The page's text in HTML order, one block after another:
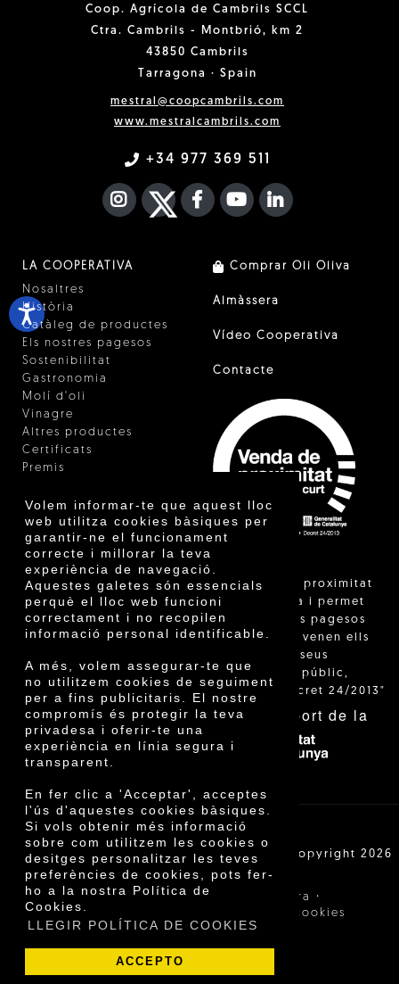
Volem informar-te que aquest lloc
web utilitza cookies bàsiques per
garantir-ne el funcionament
correcte i millorar la teva
experiència de navegació.
Aquestes galetes són essencials
perquè el lloc web funcioni
correctament i no recopilen
informació personal identificable.
A més, volem assegurar-te que
no utilitzem cookies de seguiment
per a fins publicitaris. El nostre
compromís és protegir la teva
privadesa i oferir-te una
experiència en línia segura i
transparent.
En fer clic a 'Acceptar', acceptes
l'ús d'aquestes cookies bàsiques.
Si vols obtenir més informació
sobre com utilitzem les cookies o
desitges personalitzar les teves
preferències de cookies, pots fer-
ho a la nostra Política de
Cookies.
LLEGIR POLÍTICA DE COOKIES
ACCEPTO
Coop. Agrícola de Cambrils SCCL
Ctra. Cambrils - Montbrió, km 2
43850 Cambrils
Tarragona · Spain
mestral@coopcambrils.com
www.mestralcambrils.com
+34 977 369 511
INSTAGRAM
TWITTER
FACEBOOK F
YOUTUBEFA LINKEDIN
LA COOPERATIVA
Nosaltres
Història
Catàleg de productes
Els nostres pagesos
Sostenibilitat
Gastronomia
Molí d'oli
Vinagre
Altres productes
Certificats
Premis
Comprar Oli Oliva
Almàssera
Vídeo Cooperativa
Contacte
"La venda de proximitat
està regulada i permet
identificar els pagesos
catalans que venen ells
mateixos els seus
productes al públic,
segons el Decret 24/2013"
Amb el suport de la
Cooperativa Agrícola de Cambrils SCCL | Copyright 2026
Avís legal · Condicions de compra ·
Política de privacitat Política de cookies